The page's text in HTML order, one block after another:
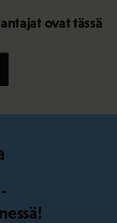
ovat tässä